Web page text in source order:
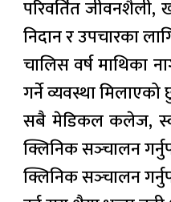
परिवर्तित
निदान र उपचारका
चालिस वर्ष माथिका
गर्ने व्यवस्था
सबै मेडिकल कलेज,
क्लिनिक सञ्‍चालन
क्लिनिक सञ्‍चालन